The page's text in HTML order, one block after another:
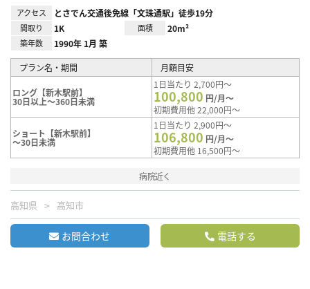
アクセス とさでん交通後免線「文珠通駅」徒歩19分
間取り 1K 面積 20m²
築年数 1990年 1月 築
プラン名・期間 月額目安
ロング【新木駅前】
30日以上～360日未満
1日当たり 2,700円～
100,800 円/月～
初期費用他 22,000円～
ショート【新木駅前】
～30日未満
1日当たり 2,900円～
106,800 円/月～
初期費用他 16,500円～
病院近く
高知県 高知市
お問合わせ 電話する